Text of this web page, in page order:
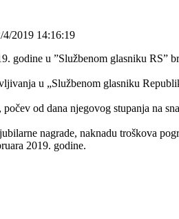
4/2019 14:16:19
godine u ”Službenom glasniku
u „Službenom glasniku
od dana njegovog stupanja na
nagrade, naknadu troškova
2019. godine.